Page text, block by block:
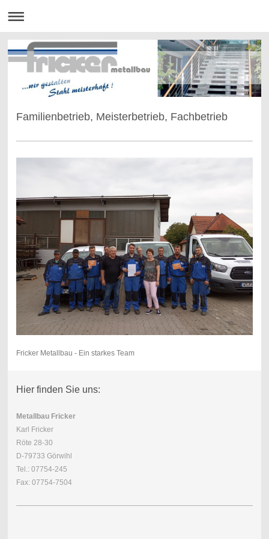
Familienbetrieb, Meisterbetrieb, Fachbetrieb
Fricker Metallbau - Ein starkes Team
Hier finden Sie uns:
Metallbau Fricker
Karl Fricker
Röte 28-30
D-79733 Görwihl
Tel.: 07754-245
Fax: 07754-7504